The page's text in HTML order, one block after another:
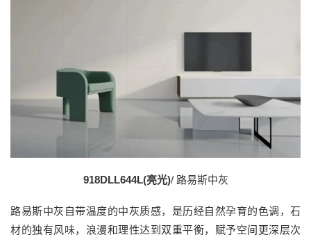
918DLL644L(亮光)/ 路易斯中灰
路易斯中灰自带温度的中灰质感，是历经自然孕育的色调，石
材的独有风味，浪漫和理性达到双重平衡，赋予空间更深层次